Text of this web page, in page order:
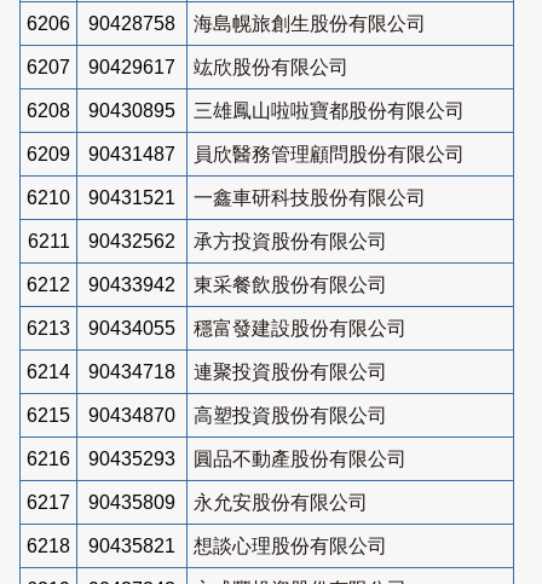
6206 90428758 海島幌旅創生股份有限公司
6207 90429617 竑欣股份有限公司
6208 90430895 三雄鳳山啦啦寶都股份有限公司
6209 90431487 員欣醫務管理顧問股份有限公司
6210 90431521 一鑫車研科技股份有限公司
6211 90432562 承方投資股份有限公司
6212 90433942 東采餐飲股份有限公司
6213 90434055 穩富發建設股份有限公司
6214 90434718 連聚投資股份有限公司
6215 90434870 高塑投資股份有限公司
6216 90435293 圓品不動產股份有限公司
6217 90435809 永允安股份有限公司
6218 90435821 想談心理股份有限公司